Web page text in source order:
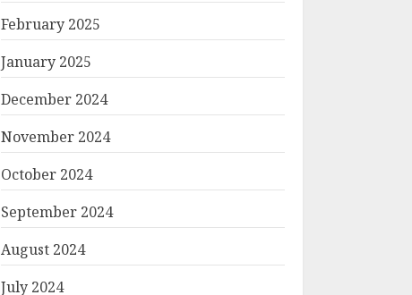
February 2025
January 2025
December 2024
November 2024
October 2024
September 2024
August 2024
July 2024